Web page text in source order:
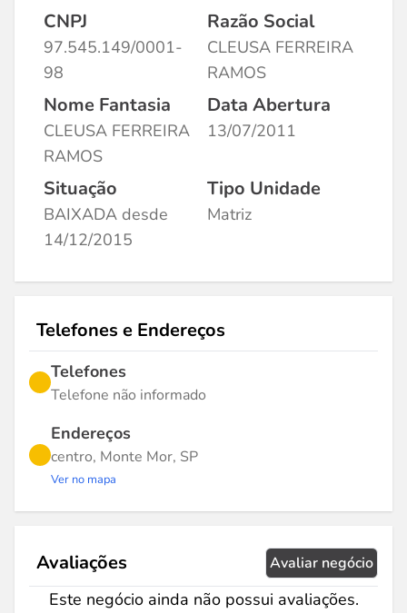
CNPJ
97.545.149/0001-
98
Razão Social
CLEUSA FERREIRA
RAMOS
Nome Fantasia
CLEUSA FERREIRA
RAMOS
Data Abertura
13/07/2011
Situação
BAIXADA desde
14/12/2015
Tipo Unidade
Matriz
Telefones e Endereços
Telefones
Telefone não informado
Endereços
centro, Monte Mor, SP
Ver no mapa
Avaliações Avaliar negócio
Este negócio ainda não possui avaliações.